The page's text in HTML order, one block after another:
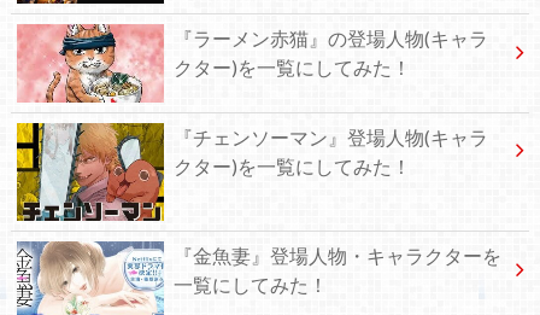
『ラーメン赤猫』の登場人物(キャラ
クター)を一覧にしてみた！
『チェンソーマン』登場人物(キャラ
クター)を一覧にしてみた！
『金魚妻』登場人物・キャラクターを
一覧にしてみた！